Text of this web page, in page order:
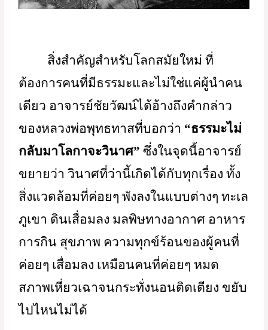
สิ่งสำคัญสำหรับโลกสมัยใหม่ ที่
ต้องการคนที่มีธรรมะและไม่ใช่แค่ผู้นำคน
เดียว อาจารย์ชัยวัฒน์ได้อ้างถึงคำกล่าว
ของหลวงพ่อพุทธทาสที่บอกว่า “ธรรมะไม่
กลับมาโลกาจะวินาศ” ซึ่งในจุดนี้อาจารย์
ขยายว่า วินาศที่ว่านี้เกิดได้กับทุกเรื่อง ทั้ง
สิ่งแวดล้อมที่ค่อยๆ พังลงในแบบต่างๆ ทะเล
ภูเขา ดินเสื่อมลง มลพิษทางอากาศ อาหาร